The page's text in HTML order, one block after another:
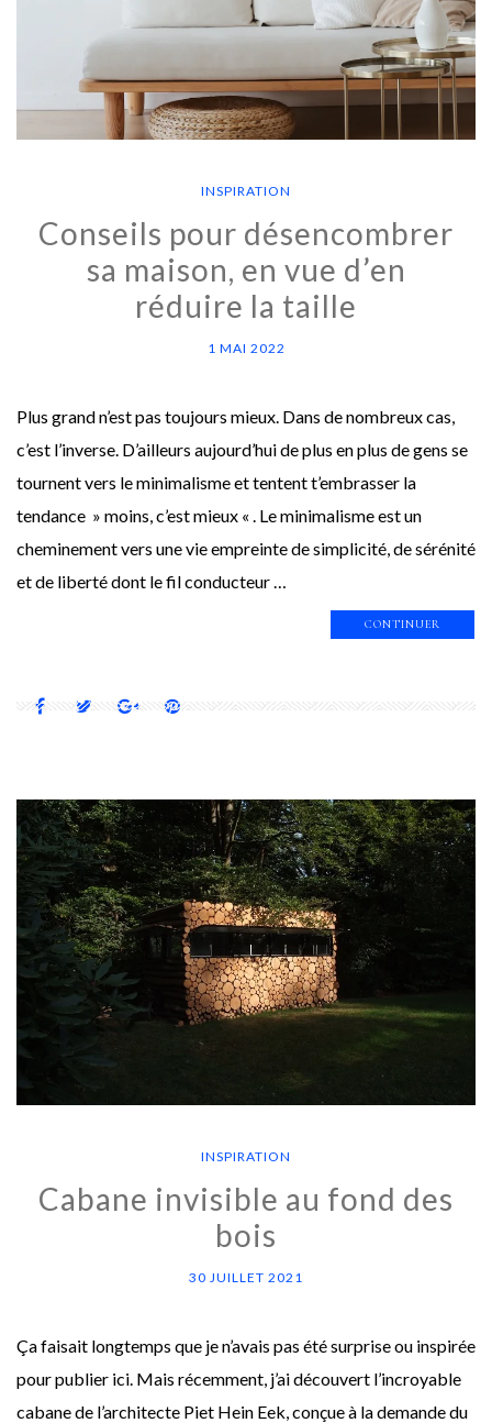
INSPIRATION
Conseils pour désencombrer
sa maison, en vue d’en
réduire la taille
1 MAI 2022
Plus grand n’est pas toujours mieux. Dans de nombreux cas,
c’est l’inverse. D’ailleurs aujourd’hui de plus en plus de gens se
tournent vers le minimalisme et tentent t’embrasser la
tendance » moins, c’est mieux « . Le minimalisme est un
cheminement vers une vie empreinte de simplicité, de sérénité
et de liberté dont le fil conducteur …
CONTINUER
INSPIRATION
Cabane invisible au fond des
bois
30 JUILLET 2021
Ça faisait longtemps que je n’avais pas été surprise ou inspirée
pour publier ici. Mais récemment, j’ai découvert l’incroyable
cabane de l’architecte Piet Hein Eek, conçue à la demande du